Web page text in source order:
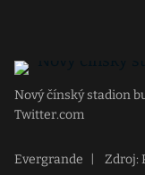
Nový čínský stadion
Twitter.com
Evergrande Zdroj: